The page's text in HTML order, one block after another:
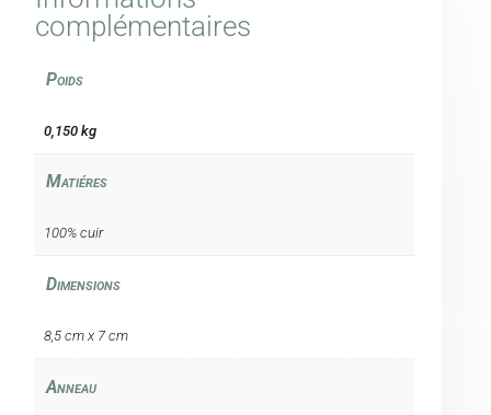
complémentaires
Poids
0,150 kg
Matiéres
100% cuir
Dimensions
8,5 cm x 7 cm
Anneau